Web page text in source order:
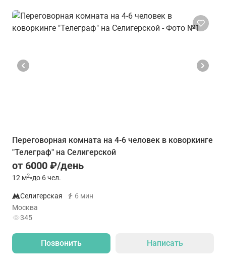
Переговорная комната на 4-6 человек в коворкинге
"Телеграф" на Селигерской
от 6000 ₽/день
12 м2•до 6 чел.
Селигерская
6 мин
Москва
345
Позвонить Написать